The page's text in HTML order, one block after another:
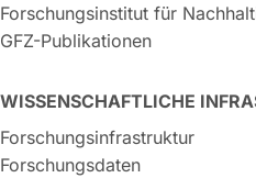
Forschungsinstitut für
GFZ-Publikationen
WISSENSCHAFTLICHE
Forschungsinfrastruktur
Forschungsdaten